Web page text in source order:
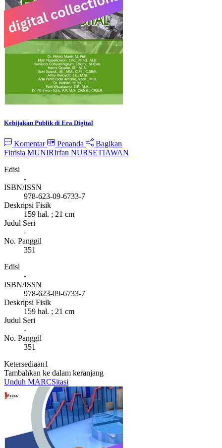
Kebijakan Publik di Era Digital
Komentar Penanda
Bagikan
Fitrisia MUNIRIrfan NURSETIAWAN
Edisi
-
ISBN/ISSN
978-623-09-6733-7
Deskripsi Fisik
159 hal. ; 21 cm
Judul Seri
-
No. Panggil
351
Edisi
-
ISBN/ISSN
978-623-09-6733-7
Deskripsi Fisik
159 hal. ; 21 cm
Judul Seri
-
No. Panggil
351
Ketersediaan1
Tambahkan ke dalam keranjang
Unduh MARCSitasi